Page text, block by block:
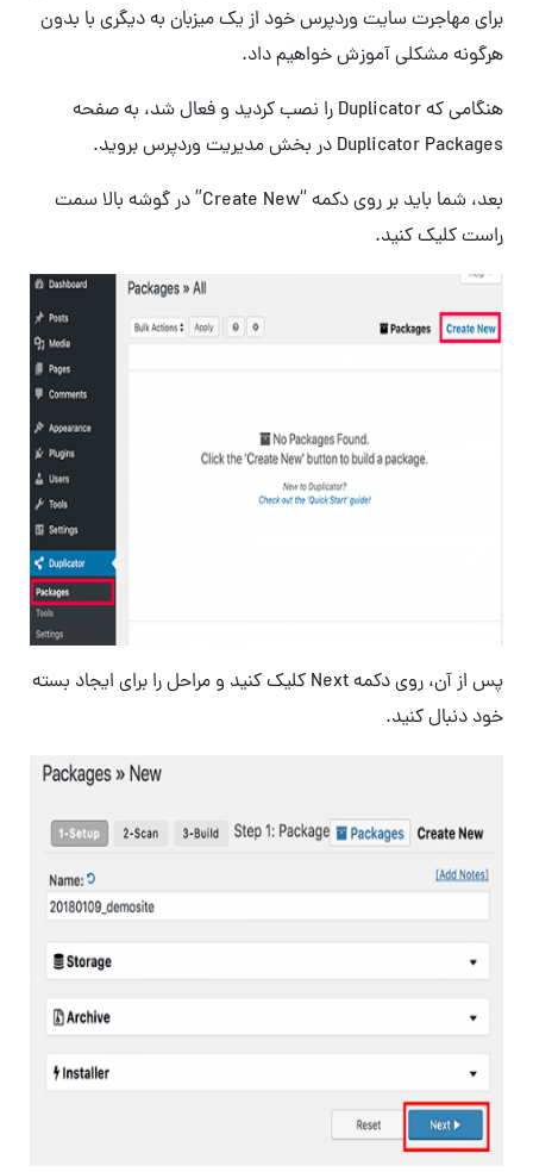
برای مهاجرت سایت وردپرس خود از یک میزبان به دیگری با بدون
هرگونه مشکلی آموزش خواهیم داد.
هنگامی که Duplicator را نصب کردید و فعال شد، به صفحه
Duplicator Packages در بخش مدیریت وردپرس بروید.
بعد، شما باید بر روی دکمه “Create New” در گوشه بالا سمت
راست کلیک کنید.
پس از آن، روی دکمه Next کلیک کنید و مراحل را برای ایجاد بسته
خود دنبال کنید.